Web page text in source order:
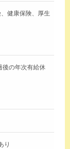
健康保険、厚生
の年次有給休
り